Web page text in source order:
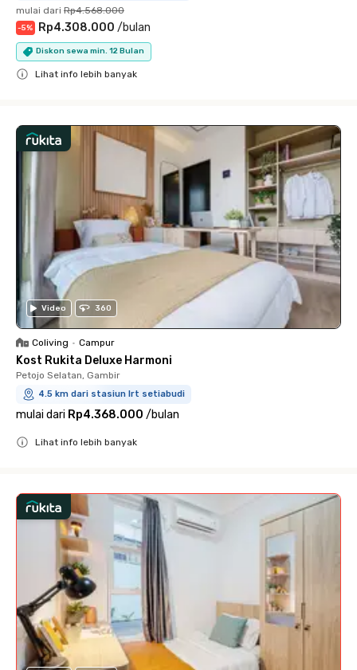
mulai dari Rp4.568.000
-5% Rp4.308.000 /bulan
Diskon sewa min. 12 Bulan
Lihat info lebih banyak
Video 360
Coliving • Campur
Kost Rukita Deluxe Harmoni
Petojo Selatan, Gambir
4.5 km dari stasiun lrt setiabudi
mulai dari Rp4.368.000 /bulan
Lihat info lebih banyak